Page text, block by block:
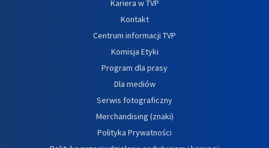
Kariera w TVP
Kontakt
Centrum informacji TVP
Komisja Etyki
Program dla prasy
Dla mediów
Serwis fotograficzny
Merchandising (znaki)
Polityka Prywatności